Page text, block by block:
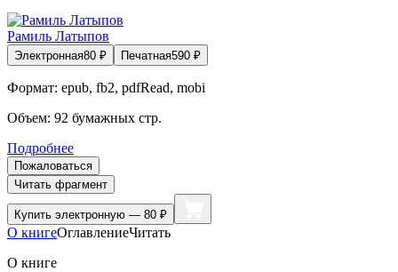
Рамиль Латыпов
Электронная80 ₽ Печатная590 ₽
Формат: epub, fb2, pdfRead, mobi
Объем: 92 бумажных стр.
Подробнее
Пожаловаться
Читать фрагмент
Купить электронную — 80 ₽
О книгеОглавлениеЧитать
О книге